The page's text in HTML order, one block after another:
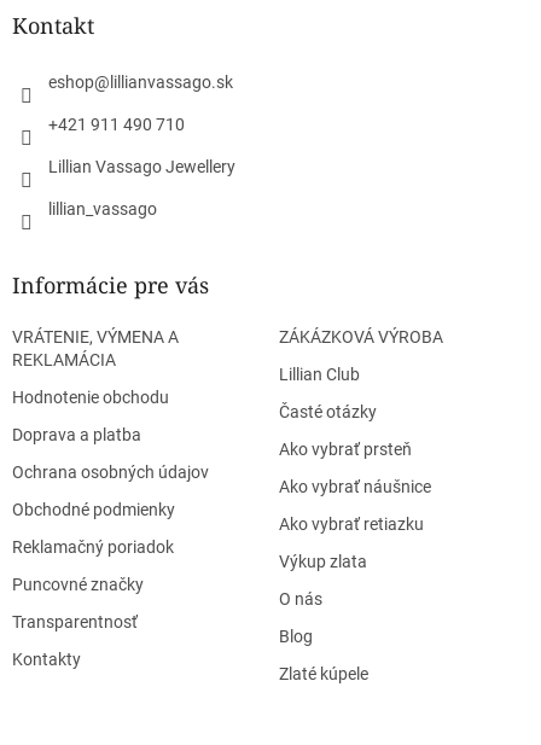
u
Kontakt
eshop@ lillianvassago.sk
+421 911 490 710
Lillian Vassago Jewellery
lillian_vassago
Informácie pre vás
VRÁTENIE, VÝMENA A
REKLAMÁCIA
Hodnotenie obchodu
Doprava a platba
Ochrana osobných údajov
Obchodné podmienky
Reklamačný poriadok
Puncovné značky
Transparentnosť
Kontakty
ZÁKÁZKOVÁ VÝROBA
Lillian Club
Časté otázky
Ako vybrať prsteň
Ako vybrať náušnice
Ako vybrať retiazku
Výkup zlata
O nás
Blog
Zlaté kúpele